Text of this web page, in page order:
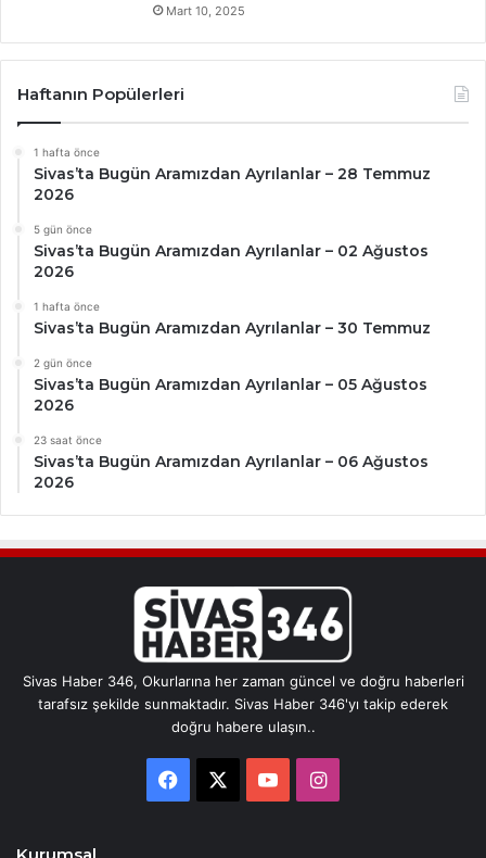
Mart 10, 2025
Haftanın Popülerleri
1 hafta önce
Sivas’ta Bugün Aramızdan Ayrılanlar – 28 Temmuz
2026
5 gün önce
Sivas’ta Bugün Aramızdan Ayrılanlar – 02 Ağustos
2026
1 hafta önce
Sivas’ta Bugün Aramızdan Ayrılanlar – 30 Temmuz
2 gün önce
Sivas’ta Bugün Aramızdan Ayrılanlar – 05 Ağustos
2026
23 saat önce
Sivas’ta Bugün Aramızdan Ayrılanlar – 06 Ağustos
2026
Sivas Haber 346, Okurlarına her zaman güncel ve doğru haberleri
tarafsız şekilde sunmaktadır. Sivas Haber 346'yı takip ederek
doğru habere ulaşın..
Facebook YouTubeInstagram
Kurumsal